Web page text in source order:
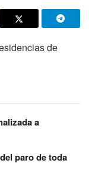
de
a
paro de toda